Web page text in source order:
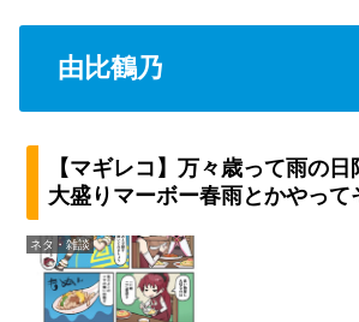
由比鶴乃
【マギレコ】万々歳って雨の
大盛りマーボー春雨とかやって
ネタ・雑談